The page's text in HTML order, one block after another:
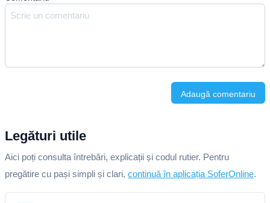
Adaugă comentariu
Legături utile
Aici poți consulta întrebări, explicații și codul rutier. Pentru
pregătire cu pași simpli și clari, continuă în aplicația SoferOnline.